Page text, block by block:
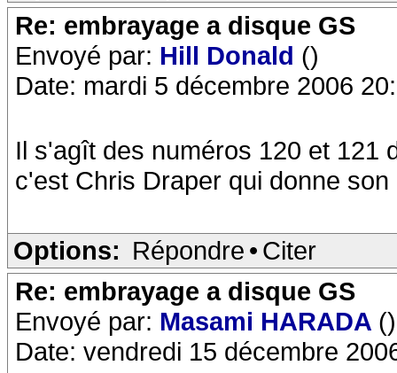
Re: embrayage a disque GS
Envoyé par: Hill Donald ()
Date: mardi 5 décembre 2006
Il s'agît des numéros 120 et 121
c'est Chris Draper qui donne
Options: Répondre • Citer
Re: embrayage a disque GS
Envoyé par: Masami HARADA ()
Date: vendredi 15 décembre